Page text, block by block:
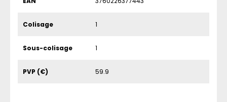
Colisage 1
Sous-colisage 1
PVP (€) 59.9